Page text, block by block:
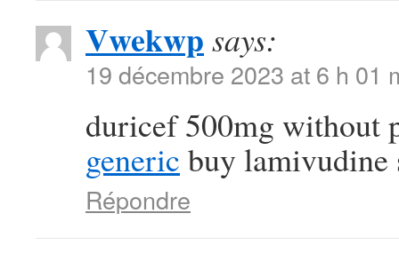
Vwekwp says:
19 décembre 2023 at 6 h 01
duricef 500mg without
generic buy lamivudine
Répondre